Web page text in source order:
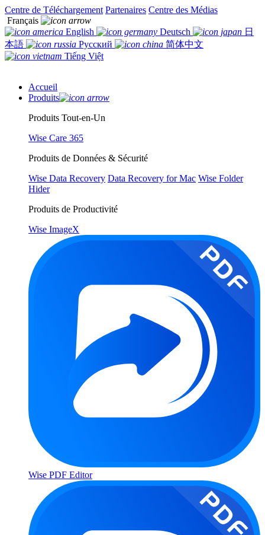
Centre de Téléchargement Partenaires Centre des Médias
Français
English
Deutsch
日
本語
Русский
简体中文
Tiếng Việt
Accueil
Produits
Produits Tout-en-Un
Wise Care 365
Produits de Données & Sécurité
Wise Data Recovery Data Recovery for Mac Wise Folder
Hider
Produits de Productivité
Wise ImageX
Wise PDF Editor